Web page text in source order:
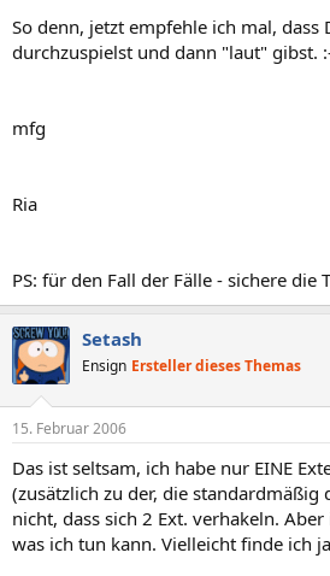
So denn, jetzt empfehle ich mal, dass
durchzuspielst und dann "laut" gibst.
mfg
Ria
PS: für den Fall der Fälle - sichere die
Setash
Ensign Ersteller dieses Themas
15. Februar 2006
Das ist seltsam, ich habe nur EINE
(zusätzlich zu der, die standardmäßig
nicht, dass sich 2 Ext. verhakeln.
was ich tun kann. Vielleicht finde ich